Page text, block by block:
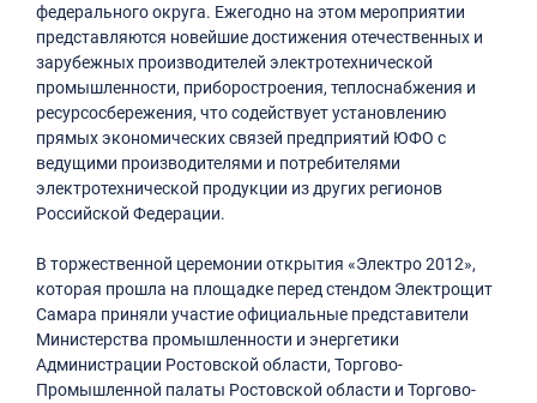
федерального округа. Ежегодно на этом мероприятии
представляются новейшие достижения отечественных и
зарубежных производителей электротехнической
промышленности, приборостроения, теплоснабжения и
ресурсосбережения, что содействует установлению
прямых экономических связей предприятий ЮФО с
ведущими производителями и потребителями
электротехнической продукции из других регионов
Российской Федерации.
В торжественной церемонии открытия «Электро 2012»,
которая прошла на площадке перед стендом Электрощит
Самара приняли участие официальные представители
Министерства промышленности и энергетики
Администрации Ростовской области, Торгово-
Промышленной палаты Ростовской области и Торгово-